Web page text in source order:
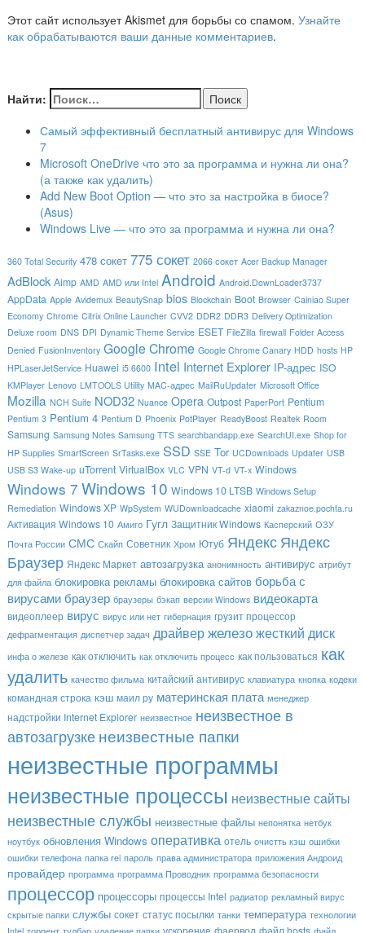
Этот сайт использует Akismet для борьбы со спамом. Узнайте
как обрабатываются ваши данные комментариев.
Найти:
Самый эффективный бесплатный антивирус для Windows
7
Microsoft OneDrive что это за программа и нужна ли она?
(а также как удалить)
Add New Boot Option — что это за настройка в биосе?
(Asus)
Windows Live — что это за программа и нужна ли она?
360 Total Security 478 сокет 775 сокет 2066 сокет Acer Backup Manager
AdBlock Aimp AMD AMD или Intel Android Android.DownLoader3737
AppData Apple Avidemux BeautySnap bios Blockchain Boot Browser Cainiao Super
Economy Chrome Citrix Online Launcher CVV2 DDR2 DDR3 Delivery Optimization
Deluxe room DNS DPI Dynamic Theme Service ESET FileZilla firewall Folder Access
Denied FusionInventory Google Chrome Google Chrome Canary HDD hosts HP
HPLaserJetService Huawei i5 6600 Intel Internet Explorer IP-адрес ISO
KMPlayer Lenovo LMTOOLS Utility MAC-адрес MailRuUpdater Microsoft Office
Mozilla NCH Suite NOD32 Nuance Opera Outpost PaperPort Pentium
Pentium 3 Pentium 4 Pentium D Phoenix PotPlayer ReadyBoost Realtek Room
Samsung Samsung Notes Samsung TTS searchbandapp.exe SearchUI.exe Shop for
HP Supplies SmartScreen SrTasks.exe SSD SSE Tor UCDownloads Updater USB
USB S3 Wake-up uTorrent VirtualBox VLC VPN VT-d VT-x Windows
Windows 7 Windows 10 Windows 10 LTSB Windows Setup
Remediation Windows XP WpSystem WUDownloadcache xiaomi zakaznoe.pochta.ru
Активация Windows 10 Амиго Гугл Защитник Windows Касперский ОЗУ
Почта России СМС Скайп Советник Хром Ютуб Яндекс Яндекс
Браузер Яндекс Маркет автозагрузка анонимность антивирус атрибут
для файла блокировка рекламы блокировка сайтов борьба с
вирусами браузер браузеры бэкап версии Windows видеокарта
видеоплеер вирус вирус или нет гибернация грузит процессор
дефрагментация диспетчер задач драйвержелезожесткий диск
инфа о железе как отключить как отключить процесс как пользоваться как
удалить качество фильма китайский антивирус клавиатура кнопка кодеки
командная строка кэш маил ру материнская плата менеджер
надстройки Internet Explorer неизвестное неизвестное в
автозагрузкенеизвестные папки
неизвестные программы
неизвестные процессы неизвестные сайты
неизвестные службы неизвестные файлы непонятка нетбук
ноутбук обновления Windows оперативка отель очистть кэш ошибки
ошибки телефона папка rei пароль права администратора приложения Андроид
провайдер программа программа Проводник программа безопасности
процессор процессоры процессы Intel радиатор рекламный вирус
скрытые папки службы сокет статус посылки танки температура технологии